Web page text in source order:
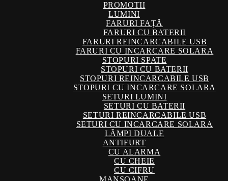
PROMOTII
LUMINI
FARURI FAȚĂ
FARURI CU BATERII
FARURI REINCARCABILE USB
FARURI CU INCARCARE SOLARA
STOPURI SPATE
STOPURI CU BATERII
STOPURI REINCARCABILE USB
STOPURI CU INCARCARE SOLARA
SETURI LUMINI
SETURI CU BATERII
SETURI REINCARCABILE USB
SETURI CU INCARCARE SOLARA
LĂMPI DUALE
ANTIFURT
CU ALARMA
CU CHEIE
CU CIFRU
MANSOANE